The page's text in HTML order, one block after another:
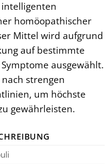
homöopathischer
Mittel wird aufgrund
auf bestimmte
ausgewählt.
strengen
um höchste
gewährleisten.